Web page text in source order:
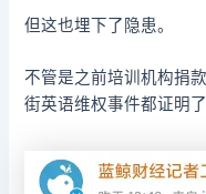
但这也埋下了隐患。
不管是之前培训机构捐
街英语维权事件都证明